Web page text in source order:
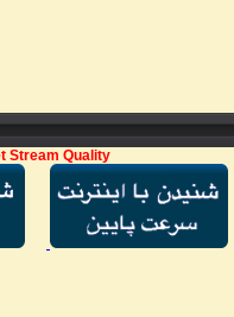
Stream Quality